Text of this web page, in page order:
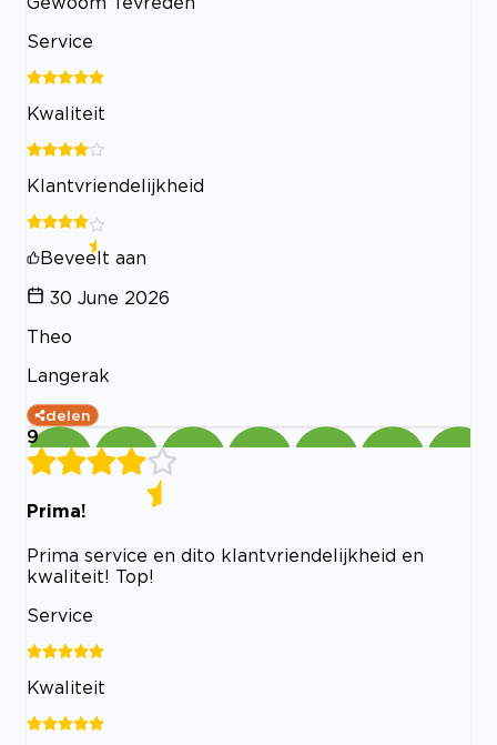
Service
Kwaliteit
Klantvriendelijkheid
Beveelt aan
30 June 2026
Theo
Langerak
delen
9
Prima!
Prima service en dito klantvriendelijkheid en
kwaliteit! Top!
Service
Kwaliteit